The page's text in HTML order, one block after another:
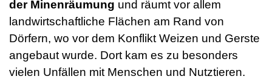
der Minenräumung und räumt vor allem
landwirtschaftliche Flächen am Rand von
Dörfern, wo vor dem Konflikt Weizen und Gerste
angebaut wurde. Dort kam es zu besonders
vielen Unfällen mit Menschen und Nutztieren.